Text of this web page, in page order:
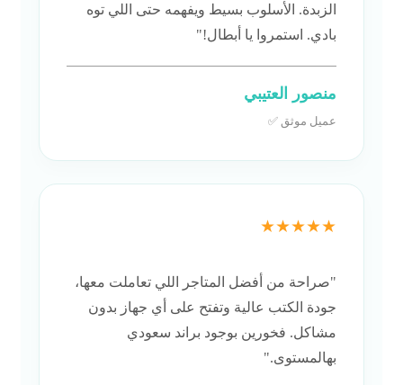
الزبدة. الأسلوب بسيط ويفهمه حتى اللي توه
بادي. استمروا يا أبطال!"
منصور العتيبي
عميل موثق ✅
★★★★★
"صراحة من أفضل المتاجر اللي تعاملت معها،
جودة الكتب عالية وتفتح على أي جهاز بدون
مشاكل. فخورين بوجود براند سعودي
بهالمستوى."